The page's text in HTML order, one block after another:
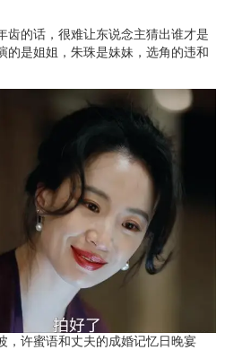
齿的话，很难让东说念主猜出谁才是
的是姐姐，朱珠是妹妹，选角的违和
，许蜜语和丈夫的成婚记忆日晚宴